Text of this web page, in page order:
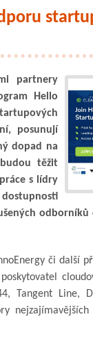
partnery
Hello
posunují
dopad na
těžit
s lídry
či další
Tangent Line,